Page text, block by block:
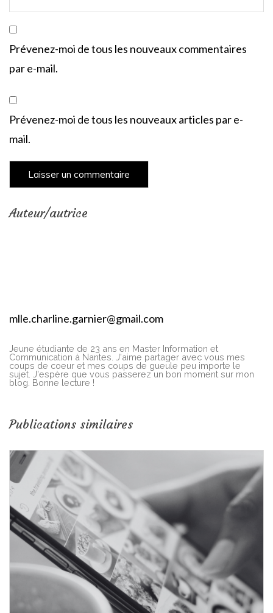
Prévenez-moi de tous les nouveaux commentaires
par e-mail.
Prévenez-moi de tous les nouveaux articles par e-
mail.
Auteur/autrice
mlle.charline.garnier@gmail.com
Jeune étudiante de 23 ans en Master Information et
Communication à Nantes. J'aime partager avec vous mes
coups de coeur et mes coups de gueule peu importe le
sujet. J'espère que vous passerez un bon moment sur mon
blog. Bonne lecture !
Publications similaires